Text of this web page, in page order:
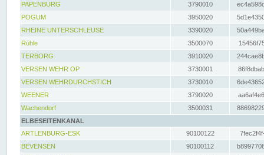
PAPENBURG
3790010
POGUM
3950020
RHEINE UNTERSCHLEUSE
3390020
Rühle
3500070
TERBORG
3910020
VERSEN WEHR OP
3730001
VERSEN WEHRDURCHSTICH
3730010
WEENER
3790020
Wachendorf
3500031
ELBESEITENKANAL
ARTLENBURG-ESK
90100122
BEVENSEN
90100112